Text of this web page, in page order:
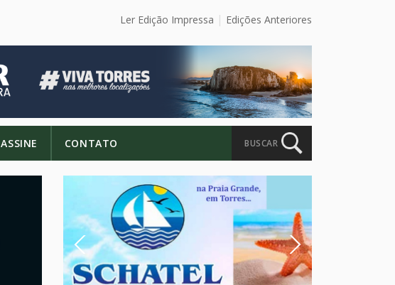
Ler Edição Impressa Edições Anteriores
ASSINE CONTATO BUSCAR
Previous Next